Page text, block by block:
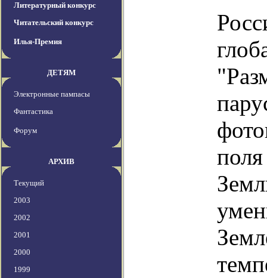
Литературный конкурс
Читательский конкурс
Илья-Премия
ДЕТЯМ
Электронные пампасы
Фантастика
Форум
АРХИВ
Текущий
2003
2002
2001
2000
1999